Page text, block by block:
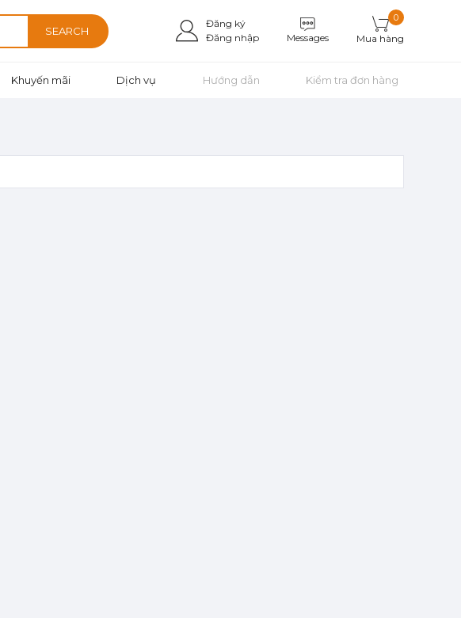
SEARCH
Đăng ký
Đăng nhập
Messages
0
Mua hàng
Khuyến mãi Dịch vụ Hướng dẫn Kiểm tra đơn hàng